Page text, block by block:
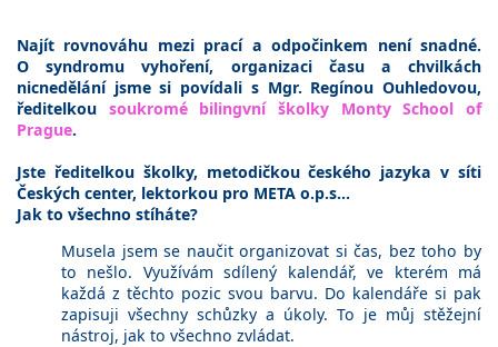
Najít rovnováhu mezi prací a odpočinkem není snadné.
O syndromu vyhoření, organizaci času a chvilkách
nicnedělání jsme si povídali s Mgr. Regínou Ouhledovou,
ředitelkou soukromé bilingvní školky Monty School of
Prague.
Jste ředitelkou školky, metodičkou českého jazyka v síti
Českých center, lektorkou pro META o.p.s…
Jak to všechno stíháte?
Musela jsem se naučit organizovat si čas, bez toho by
to nešlo. Využívám sdílený kalendář, ve kterém má
každá z těchto pozic svou barvu. Do kalendáře si pak
zapisuji všechny schůzky a úkoly. To je můj stěžejní
nástroj, jak to všechno zvládat.